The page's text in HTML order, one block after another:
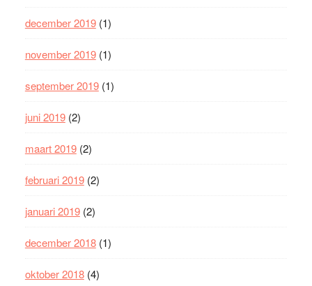
december 2019(1)
november 2019(1)
september 2019(1)
juni 2019(2)
maart 2019(2)
februari 2019(2)
januari 2019(2)
december 2018(1)
oktober 2018(4)